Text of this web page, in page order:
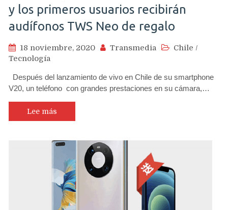
y los primeros usuarios recibirán
audífonos TWS Neo de regalo
18 noviembre, 2020 Transmedia Chile /
Tecnología
Después del lanzamiento de vivo en Chile de su smartphone
V20, un teléfono con grandes prestaciones en su cámara,…
Lee más